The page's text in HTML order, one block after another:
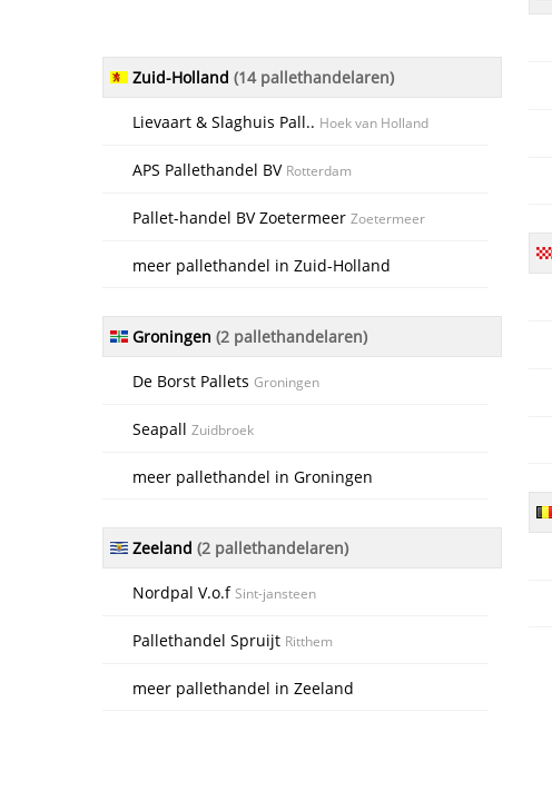
Zuid-Holland (14 pallethandelaren)
Lievaart & Slaghuis Pall.. Hoek van Holland
APS Pallethandel BV Rotterdam
Pallet-handel BV Zoetermeer Zoetermeer
meer pallethandel in Zuid-Holland
Groningen (2 pallethandelaren)
De Borst Pallets Groningen
Seapall Zuidbroek
meer pallethandel in Groningen
Zeeland (2 pallethandelaren)
Nordpal V.o.fSint-jansteen
Pallethandel Spruijt Ritthem
meer pallethandel in Zeeland